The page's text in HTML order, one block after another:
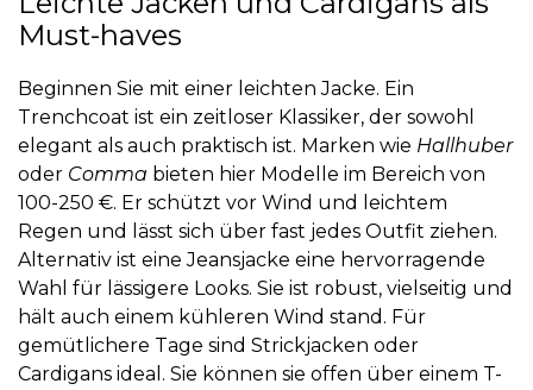
Must-haves
Beginnen Sie mit einer leichten Jacke. Ein
Trenchcoat ist ein zeitloser Klassiker, der sowohl
elegant als auch praktisch ist. Marken wie Hallhuber
oder Comma bieten hier Modelle im Bereich von
100-250 €. Er schützt vor Wind und leichtem
Regen und lässt sich über fast jedes Outfit ziehen.
Alternativ ist eine Jeansjacke eine hervorragende
Wahl für lässigere Looks. Sie ist robust, vielseitig und
hält auch einem kühleren Wind stand. Für
gemütlichere Tage sind Strickjacken oder
Cardigans ideal. Sie können sie offen über einem T-